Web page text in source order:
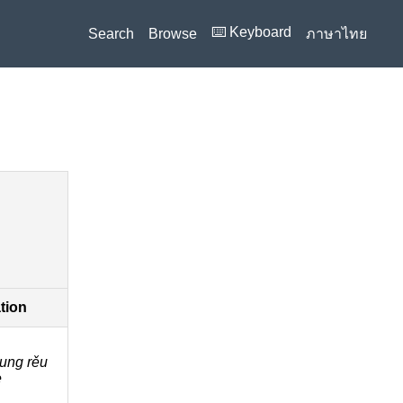
Search Browse ⌨️ Keyboard ภาษาไทย
rěu